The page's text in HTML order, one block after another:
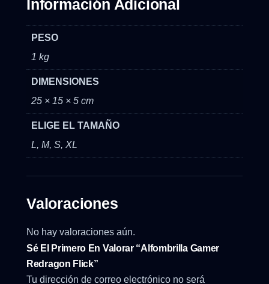
Información Adicional
PESO
1 kg
DIMENSIONES
25 × 15 × 5 cm
ELIGE EL TAMAÑO
L, M, S, XL
Valoraciones
No hay valoraciones aún.
Sé El Primero En Valorar “Alfombrilla Gamer
Redragon Flick”
Tu dirección de correo electrónico no será